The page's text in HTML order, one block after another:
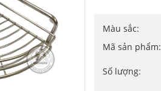
Màu sắc:
Mã sản phẩm:
Số lượng: